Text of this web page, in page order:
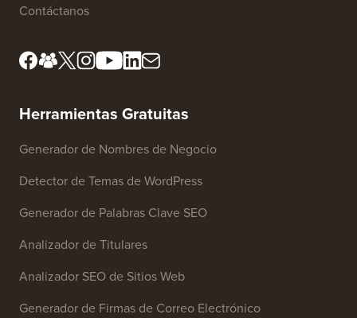
Contáctanos
Herramientas Gratuitas
Generador de Nombres de Negocio
Detector de Temas de WordPress
Generador de Palabras Clave SEO
Analizador de Titulares
Analizador SEO de Sitios Web
Generador de Firmas de Correo Electrónico